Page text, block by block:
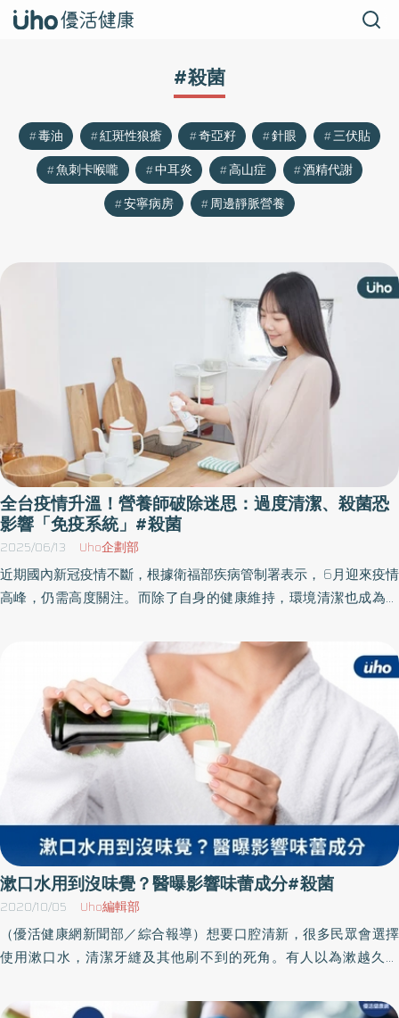
#殺菌
毒油 紅斑性狼瘡 奇亞籽 針眼
三伏貼
魚刺卡喉嚨
中耳炎 高山症
酒精代謝
安寧病房
周邊靜脈營養
全台疫情升溫！營養師破除迷思：過度清潔、殺菌恐
影響「免疫系統」#殺菌
2025/06/13 Uho企劃部
近期國內新冠疫情不斷，根據衛福部疾病管制署表示， 6月迎來疫情
高峰，仍需高度關注。而除了自身的健康維持，環境清潔也成為重
本末倒置、影響免疫系統。 宸忻營養中心營養師羅晞蕾表示，環境
裡面本來就有很多細菌，但細菌也有好菌跟壞菌 民眾常有一個迷
思，就是應該要不斷使用酒精等殺菌液，來消滅細菌！然而過度清
潔環境，這樣太過強烈的手段，一方面消滅了壞菌，一方面也很容
易讓環境菌叢失衡，恐會影響人體自身的免疫系統。 羅晞蕾營養師
解釋，就像腸道需要好菌，環境也需要，因為我們不可能去殺死環
境所有的壞菌，所以去增加環境的好菌也是很重要的，身為媽媽的
她，時常關注孩子以及家人的身體狀況，發現過度清潔會降低身體
去適應自然環境的抵抗能力，稍微碰到細菌多、壞菌多的環境，就
會有生病、拉肚子，甚至可能皮膚搔癢的過敏反應，甚至嚴重一
點，會造成我們身體的菌叢不平衡，進而影響到我們的情緒。 圖/根
據實際使用回饋，幼童使用芽孢桿菌益生菌產品後，頭皮與髮絲狀
態有了明顯改善，原本容易抓癢或不適的情況也逐漸穩定下來。
（營養師提供） 香港中文大學醫學院也在國際腸胃學期刊發表研
究，發現新冠疫情期間出生的嬰幼兒缺少維持腸道微生態健康的天
漱口水用到沒味覺？醫曝影響味蕾成分#殺菌
2020/10/05 Uho編輯部
（優活健康網新聞部／綜合報導）想要口腔清新，很多民眾會選擇
使用漱口水，清潔牙縫及其他刷不到的死角。有人以為漱越久越
結合 數日可恢復正常台北市立聯合醫院口腔醫學部主任李雅玲醫